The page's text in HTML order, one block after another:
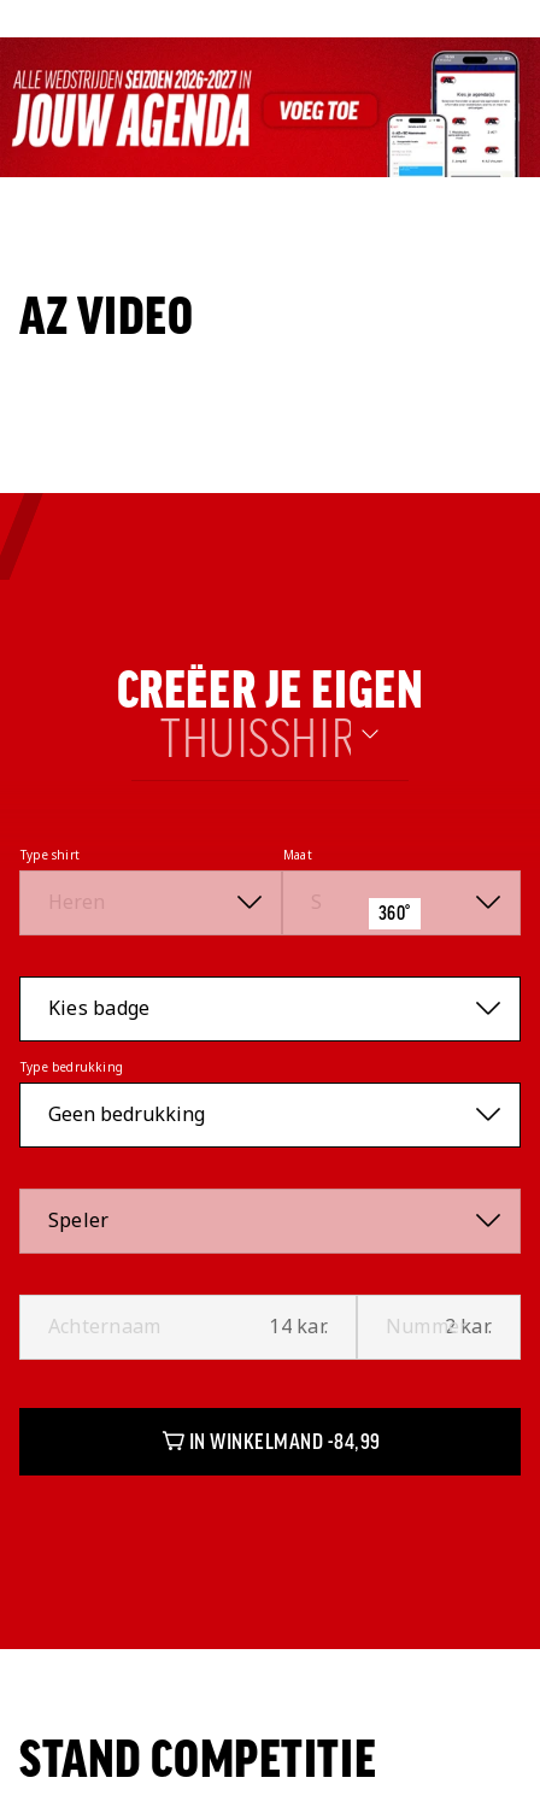
AZ VIDEO
CREËER JE EIGEN
Speler
360°
Type shirt Maat
Kies badge
Type bedrukking
Speler
14 kar.
Achternaam 2 kar.
Nummer
IN WINKELMAND -84,99
STAND COMPETITIE